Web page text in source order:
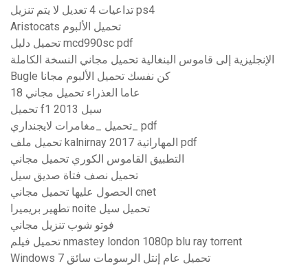
تداعيات 4 تعديل لا يتم تنزيل ps4
Aristocats تحميل الألبوم
تحميل دليل mcd990sc pdf
الإنجليزية إلى قاموس البنغالية تحميل مجاني النسخة الكاملة
Bugle كن نفسك تحميل الألبوم مجانا
18 عاما العذراء تحميل مجاني
تحميل f1 2013 سيل
تحميل _مغامرات لايجنداري_ pdf
تحميل ملف kalnirnay 2017 المهاراتية pdf
التطبيق القاموس الكوري تحميل مجاني
تحميل نصف فتاة صديق سيل
الحصول عليها تحميل مجاني cnet
تطهير بريميرا noite تحميل سيل
فوتو شوب تنزيل مجاني
تحميل فيلم nmastey london 1080p blu ray torrent
Windows 7 تحميل عام إنتل الرسومات سائق